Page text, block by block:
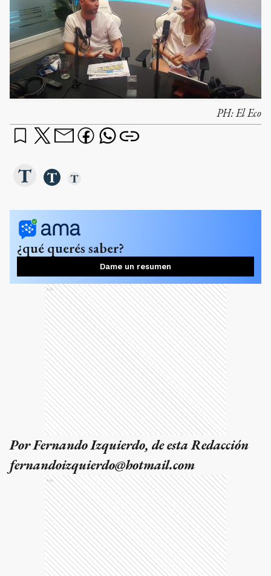
PH:El Eco
¿qué querés saber?
Dame un resumen
Ads
Por Fernando Izquierdo, de esta Redacción
fernandoizquierdo@hotmail.com
Ads